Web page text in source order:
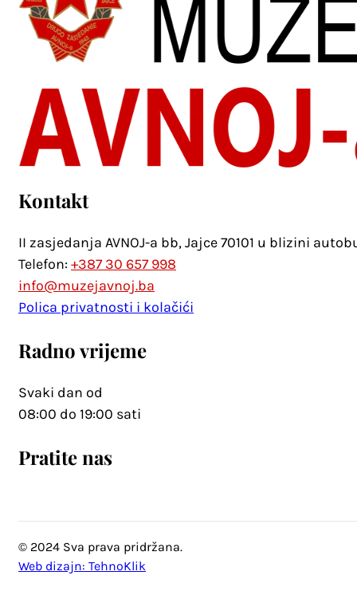
Kontakt
II zasjedanja AVNOJ-a bb, Jajce 70101 u blizini
Telefon: +387 30 657 998
info@muzejavnoj.ba
Polica privatnosti i kolačići
Radno vrijeme
Svaki dan od
08:00 do 19:00 sati
Pratite nas
© 2024 Sva prava pridržana.
Web dizajn: TehnoKlik